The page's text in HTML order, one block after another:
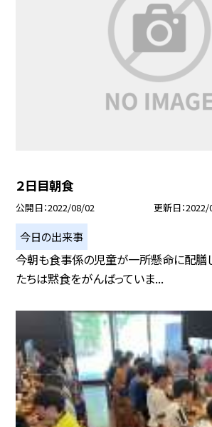
２日目朝食
公開日 2022/08/02 更新日 2022/
今日の出来事
今朝も食事係の児童が一所懸命に配膳
たちは黙食をがんばっていま...